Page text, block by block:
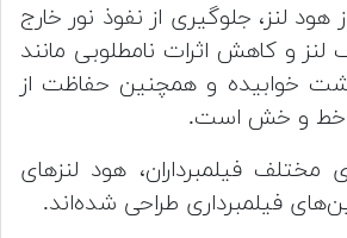
لنز، جلوگیری از نفوذ نور خارج
و کاهش اثرات نامطلوبی مانند
خوابیده و همچنین حفاظت از
و خط و خش است.
مختلف فیلمبرداران، هود لنز‌های
فیلمبرداری طراحی شده‌اند.